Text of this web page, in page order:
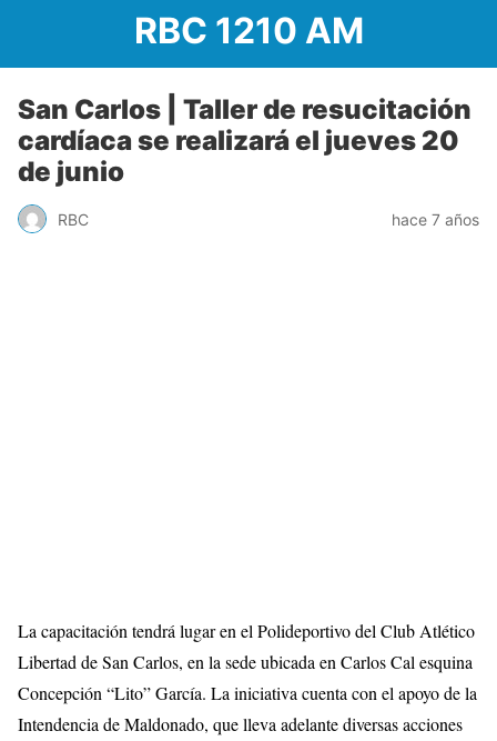
RBC 1210 AM
San Carlos | Taller de resucitación
cardíaca se realizará el jueves 20
de junio
RBC hace 7 años
La capacitación tendrá lugar en el Polideportivo del Club Atlético
Libertad de San Carlos, en la sede ubicada en Carlos Cal esquina
Concepción “Lito” García. La iniciativa cuenta con el apoyo de la
Intendencia de Maldonado, que lleva adelante diversas acciones